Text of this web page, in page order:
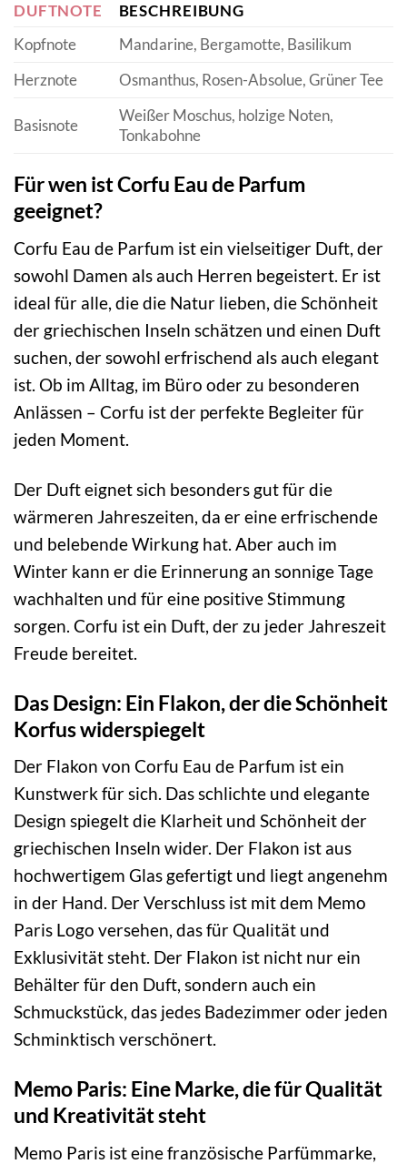
DUFTNOTE
BESCHREIBUNG
Kopfnote
Mandarine, Bergamotte, Basilikum
Herznote
Osmanthus, Rosen-Absolue, Grüner Tee
Basisnote
Weißer Moschus, holzige Noten,
Tonkabohne
Für wen ist Corfu Eau de Parfum
geeignet?
Corfu Eau de Parfum ist ein vielseitiger Duft, der
sowohl Damen als auch Herren begeistert. Er ist
ideal für alle, die die Natur lieben, die Schönheit
der griechischen Inseln schätzen und einen Duft
suchen, der sowohl erfrischend als auch elegant
ist. Ob im Alltag, im Büro oder zu besonderen
Anlässen – Corfu ist der perfekte Begleiter für
jeden Moment.
Der Duft eignet sich besonders gut für die
wärmeren Jahreszeiten, da er eine erfrischende
und belebende Wirkung hat. Aber auch im
Winter kann er die Erinnerung an sonnige Tage
wachhalten und für eine positive Stimmung
sorgen. Corfu ist ein Duft, der zu jeder Jahreszeit
Freude bereitet.
Das Design: Ein Flakon, der die Schönheit
Korfus widerspiegelt
Der Flakon von Corfu Eau de Parfum ist ein
Kunstwerk für sich. Das schlichte und elegante
Design spiegelt die Klarheit und Schönheit der
griechischen Inseln wider. Der Flakon ist aus
hochwertigem Glas gefertigt und liegt angenehm
in der Hand. Der Verschluss ist mit dem Memo
Paris Logo versehen, das für Qualität und
Exklusivität steht. Der Flakon ist nicht nur ein
Behälter für den Duft, sondern auch ein
Schmuckstück, das jedes Badezimmer oder jeden
Schminktisch verschönert.
Memo Paris: Eine Marke, die für Qualität
und Kreativität steht
Memo Paris ist eine französische Parfümmarke,